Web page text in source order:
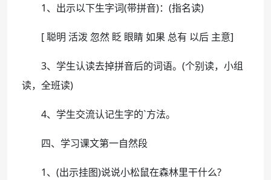
1、出示以下生字词(带拼音)：(指名读)
[ 聪明 活泼 忽然 眨 眼睛 如果 总有 以后 主意]
3、学生认读去掉拼音后的词语。(个别读，小组
读，全班读)
4、学生交流认记生字的`方法。
四、学习课文第一自然段
1、(出示挂图)说说小松鼠在森林里干什么?